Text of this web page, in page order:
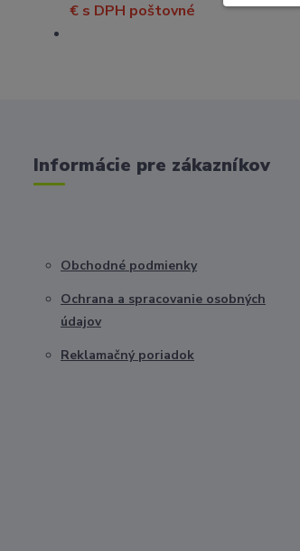
€ s DPH poštovné
Informácie pre zákazníkov
Obchodné podmienky
Ochrana a spracovanie osobných
údajov
Reklamačný poriadok